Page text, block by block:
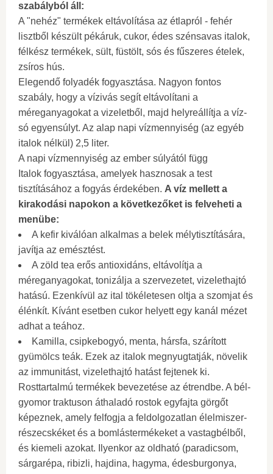
szabályból áll:
A "nehéz" termékek eltávolítása az étlapról - fehér
lisztből készült pékáruk, cukor, édes szénsavas italok,
félkész termékek, sült, füstölt, sós és fűszeres ételek,
zsíros hús.
Elegendő folyadék fogyasztása. Nagyon fontos
szabály, hogy a vízivás segít eltávolítani a
méreganyagokat a vizeletből, majd helyreállítja a víz-
só egyensúlyt. Az alap napi vízmennyiség (az egyéb
italok nélkül) 2,5 liter.
A napi vízmennyiség az ember súlyától függ
Italok fogyasztása, amelyek hasznosak a test
tisztításához a fogyás érdekében. A víz mellett a
kirakodási napokon a következőket is felveheti a
menübe:
A kefir kiválóan alkalmas a belek mélytisztítására,
javítja az emésztést.
A zöld tea erős antioxidáns, eltávolítja a
méreganyagokat, tonizálja a szervezetet, vizelethajtó
hatású. Ezenkívül az ital tökéletesen oltja a szomjat és
élénkít. Kívánt esetben cukor helyett egy kanál mézet
adhat a teához.
Kamilla, csipkebogyó, menta, hársfa, szárított
gyümölcs teák. Ezek az italok megnyugtatják, növelik
az immunitást, vizelethajtó hatást fejtenek ki.
Rosttartalmú termékek bevezetése az étrendbe. A bél-
gyomor traktuson áthaladó rostok egyfajta görgőt
képeznek, amely felfogja a feldolgozatlan élelmiszer-
részecskéket és a bomlástermékeket a vastagbélből,
és kiemeli azokat. Ilyenkor az oldható (paradicsom,
sárgarépa, ribizli, hajdina, hagyma, édesburgonya,